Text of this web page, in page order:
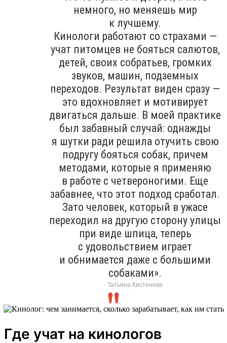
немного, но меняешь мир
к лучшему.
Кинологи работают со страхами —
учат питомцев не бояться салютов,
детей, своих собратьев, громких
звуков, машин, подземных
переходов. Результат виден сразу —
это вдохновляет и мотивирует
двигаться дальше. В моей практике
был забавный случай: однажды
я шутки ради решила отучить свою
подругу бояться собак, причем
методами, которые я применяю
в работе с четвероногими. Еще
забавнее, что этот подход сработал.
Зато человек, который в ужасе
переходил на другую сторону улицы
при виде шпица, теперь
с удовольствием играет
и обнимается даже с большими
собаками».
Татьяна Кистенева
Где учат на кинологов